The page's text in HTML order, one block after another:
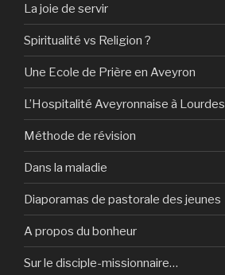
La joie de servir
Spiritualité vs Religion ?
Une Ecole de Prière en Aveyron
L’Hospitalité Aveyronnaise à Lourdes
Méthode de révision
Dans la maladie
Diaporamas de pastorale des jeunes
A propos du bonheur
Sur le disciple-missionnaire…